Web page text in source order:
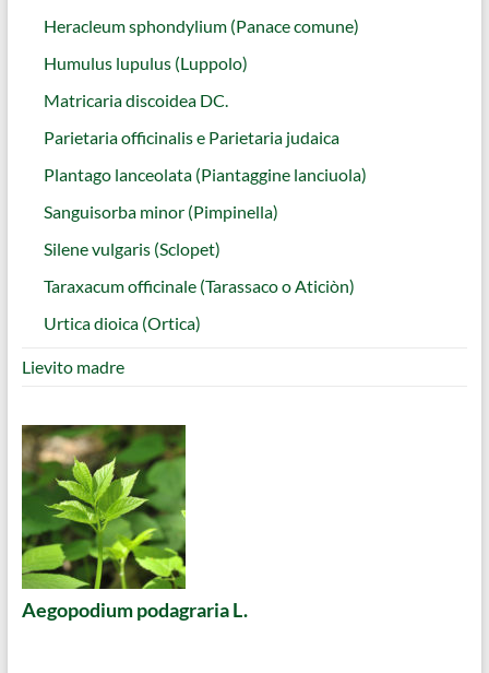
Heracleum sphondylium (Panace comune)
Humulus lupulus (Luppolo)
Matricaria discoidea DC.
Parietaria officinalis e Parietaria judaica
Plantago lanceolata (Piantaggine lanciuola)
Sanguisorba minor (Pimpinella)
Silene vulgaris (Sclopet)
Taraxacum officinale (Tarassaco o Aticiòn)
Urtica dioica (Ortica)
Lievito madre
Aegopodium podagraria L.